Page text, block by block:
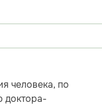
человека, по
доктора-